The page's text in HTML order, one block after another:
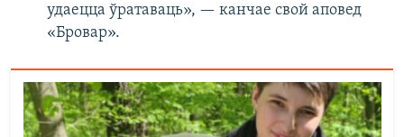
удаецца ўратаваць», — канчае свой аповед
«Бровар».